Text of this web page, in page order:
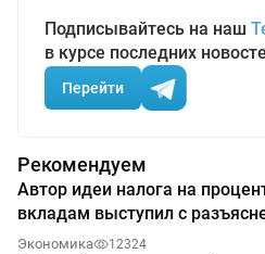
Подписывайтесь на наш
в курсе последних
Перейти
Рекомендуем
Автор идеи налога на
вкладам выступил с
Экономика 12324